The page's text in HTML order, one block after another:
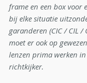
frame en een box voor
bij elke situatie
garanderen (CIC / CIL /
moet er ook op
lenzen prima werken
richtkijker.